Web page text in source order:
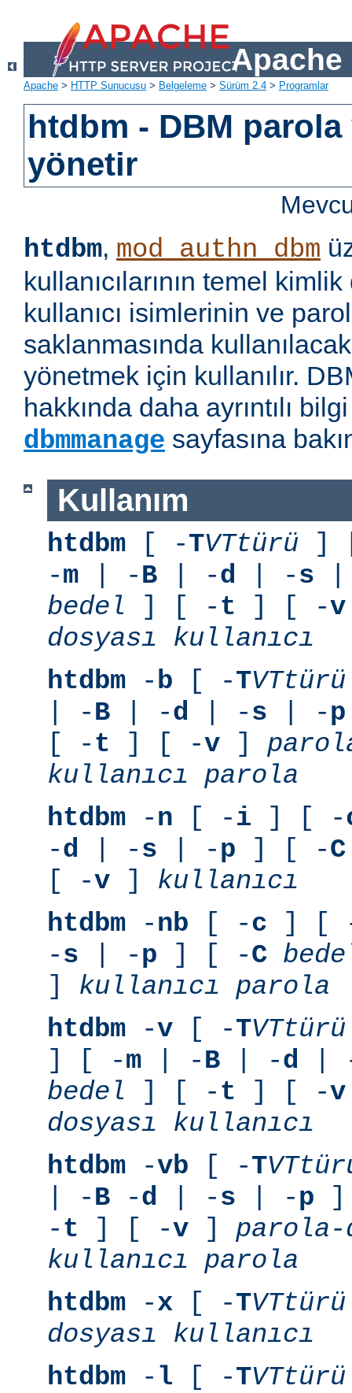
Apache
Apache > HTTP Sunucusu > Belgeleme > Sürüm 2.4 > Programlar
htdbm - DBM parola
yönetir
htdbm, mod_authn_dbm
kullanıcılarının temel
kullanıcı isimlerinin ve
saklanmasında
yönetmek için kullanılır.
hakkında daha ayrıntılı
dbmmanage sayfasına
Kullanım
htdbm [ -TVTtürü ]
-m | -B | -d | -s
bedel ] [ -t ] [ -v
dosyası
kullanıcı
htdbm -b [ -TVTtürü
| -B | -d | -s | -p
[ -t ] [ -v ]
kullanıcı
parola
htdbm -n [ -i ] [ -
-d | -s | -p ] [ -C
[ -v ] kullanıcı
htdbm -nb [ -c ] [
-s | -p ] [ -C
] kullanıcı
parola
htdbm -v [ -TVTtürü
] [ -m | -B | -d |
bedel ] [ -t ] [ -v
dosyası
kullanıcı
htdbm -vb [ -T
| -B -d | -s | -p ]
-t ] [ -v ] parola-
kullanıcı
parola
htdbm -x [ -TVTtürü
dosyası
kullanıcı
htdbm - l [ -TVTtürü